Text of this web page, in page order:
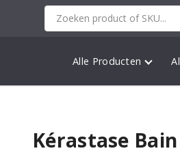
Alle Producten
Kérastase